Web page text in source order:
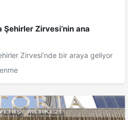
Zirvesi’nin ana
Zirvesi’nde bir araya geliyor